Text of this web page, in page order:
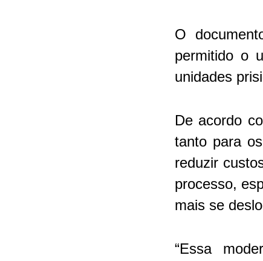
O
permitido o
unidades
De acordo
tanto para
reduzir
processo,
mais se
“Essa